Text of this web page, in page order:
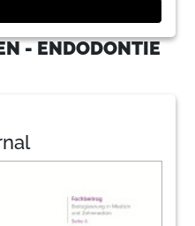
- ENDODONTIE